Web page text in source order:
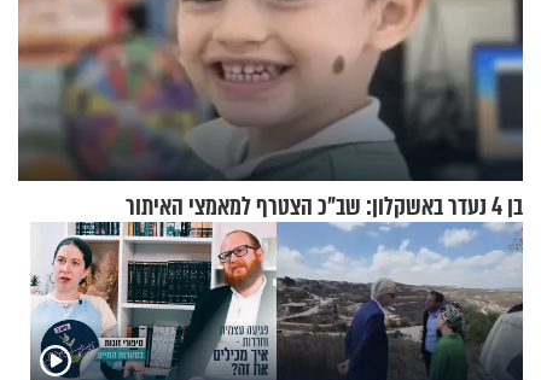
בן 4 נעדר באשקלון: שב"כ הצטרף למאמצי האיתור